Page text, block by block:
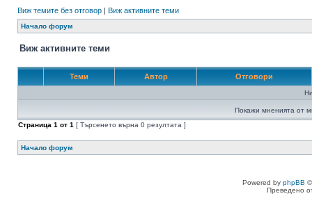
Виж темите без отговор | Виж активните теми
Начало форум
Виж активните теми
Теми Автор Отговори
Покажи мненията от
Страница 1 от 1 [ Търсенето върна 0 резултата ]
Начало форум
Powered by phpBB
Преведено